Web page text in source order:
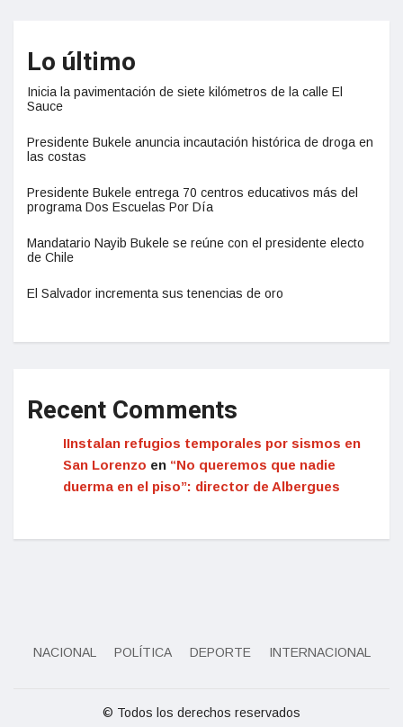
Lo último
Inicia la pavimentación de siete kilómetros de la calle El
Sauce
Presidente Bukele anuncia incautación histórica de droga en
las costas
Presidente Bukele entrega 70 centros educativos más del
programa Dos Escuelas Por Día
Mandatario Nayib Bukele se reúne con el presidente electo
de Chile
El Salvador incrementa sus tenencias de oro
Recent Comments
IInstalan refugios temporales por sismos en
San Lorenzo en “No queremos que nadie
duerma en el piso”: director de Albergues
NACIONAL POLÍTICA DEPORTE INTERNACIONAL
© Todos los derechos reservados